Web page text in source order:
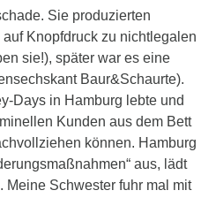
Sie produzierten
Knopfdruck zu nichtlegalen
sie!), später war es eine
Baur&Schaurte).
Days in Hamburg lebte und
Kunden aus dem Bett
können. Hamburg
aus, lädt
Meine Schwester fuhr mal mit